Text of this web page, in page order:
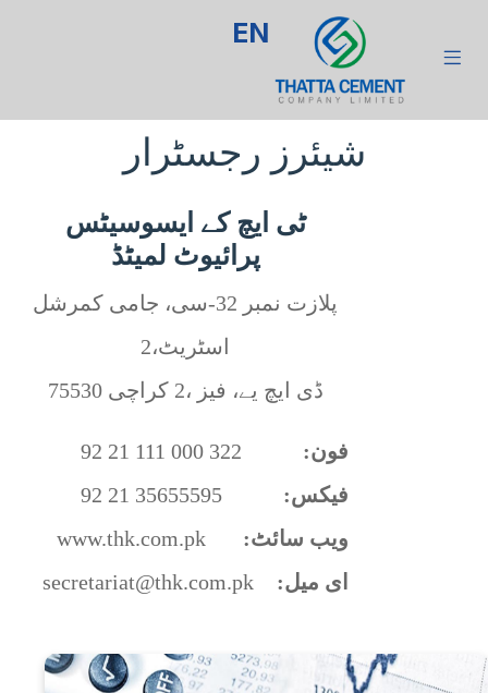
EN
شیئرز رجسٹرار
ٹی ایچ کے ایسوسیٹس
پرائیوٹ لمیٹڈ
پلازت نمبر 32-سی، جامی کمرشل
اسٹریٹ،2
ڈی ایچ یے، فیز ،2 کراچی 75530
:فون
92 21 111 000 322
:فیکس
92 21 35655595
:ویب سائٹ
www.thk.com.pk
:ای میل
secretariat@thk.com.pk